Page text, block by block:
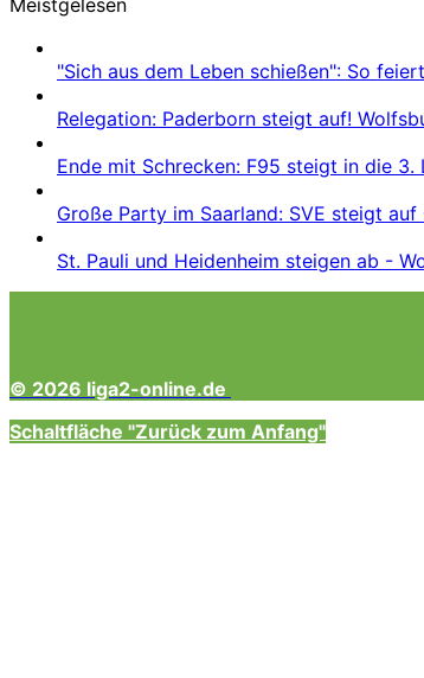
Meistgelesen
"Sich aus dem Leben schießen": So
Relegation: Paderborn steigt auf!
Ende mit Schrecken: F95 steigt in die
Große Party im Saarland: SVE steigt
St. Pauli und Heidenheim steigen ab -
© 2026 liga2-online.de
Schaltfläche "Zurück zum Anfang"